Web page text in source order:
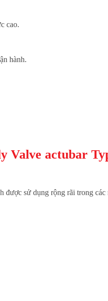
cao.
hành.
Valve actubar
được sử dụng rộng rãi trong